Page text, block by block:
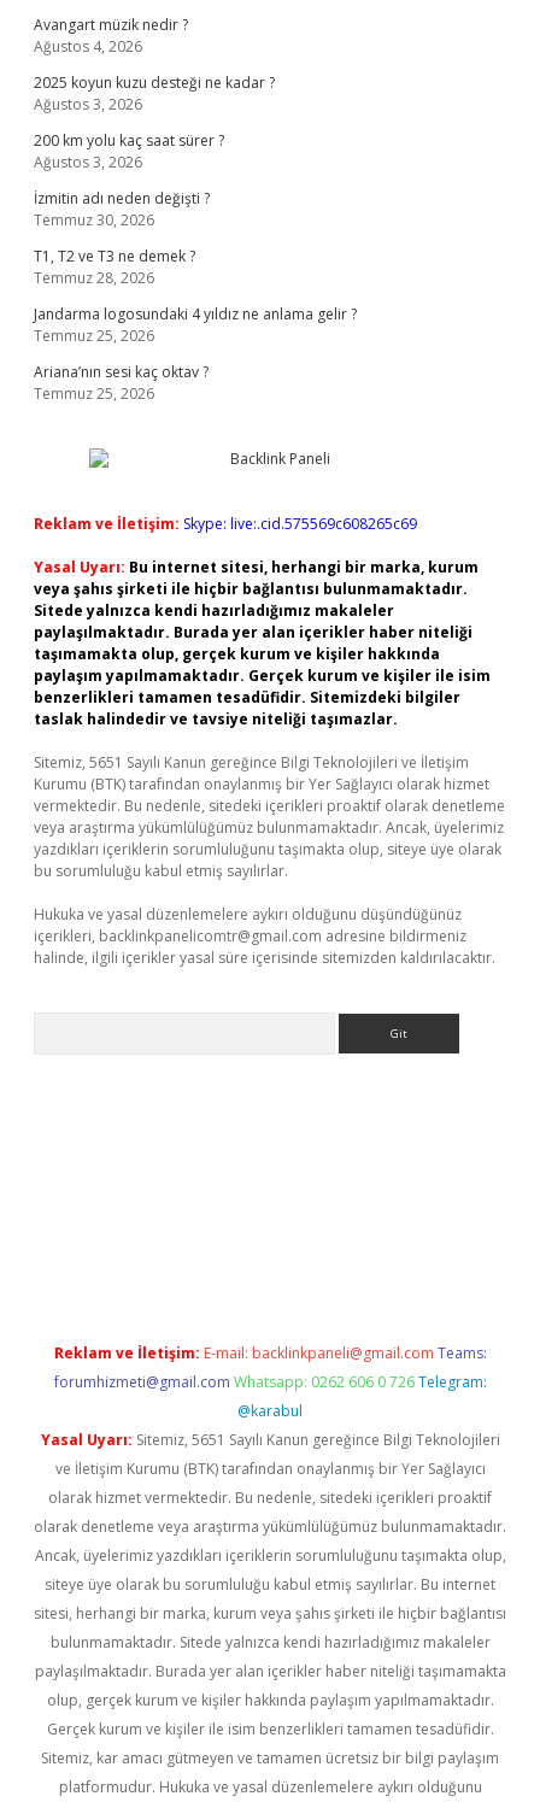
Avangart müzik nedir ?
Ağustos 4, 2026
2025 koyun kuzu desteği ne kadar ?
Ağustos 3, 2026
200 km yolu kaç saat sürer ?
Ağustos 3, 2026
İzmitin adı neden değişti ?
Temmuz 30, 2026
T1, T2 ve T3 ne demek ?
Temmuz 28, 2026
Jandarma logosundaki 4 yıldız ne anlama gelir ?
Temmuz 25, 2026
Ariana’nın sesi kaç oktav ?
Temmuz 25, 2026
Reklam ve İletişim: Skype: live:.cid.575569c608265c69
Yasal Uyarı: Bu internet sitesi, herhangi bir marka, kurum
veya şahıs şirketi ile hiçbir bağlantısı bulunmamaktadır.
Sitede yalnızca kendi hazırladığımız makaleler
paylaşılmaktadır. Burada yer alan içerikler haber niteliği
taşımamakta olup, gerçek kurum ve kişiler hakkında
paylaşım yapılmamaktadır. Gerçek kurum ve kişiler ile isim
benzerlikleri tamamen tesadüfidir. Sitemizdeki bilgiler
taslak halindedir ve tavsiye niteliği taşımazlar.
Sitemiz, 5651 Sayılı Kanun gereğince Bilgi Teknolojileri ve İletişim
Kurumu (BTK) tarafından onaylanmış bir Yer Sağlayıcı olarak hizmet
vermektedir. Bu nedenle, sitedeki içerikleri proaktif olarak denetleme
veya araştırma yükümlülüğümüz bulunmamaktadır. Ancak, üyelerimiz
yazdıkları içeriklerin sorumluluğunu taşımakta olup, siteye üye olarak
bu sorumluluğu kabul etmiş sayılırlar.
Hukuka ve yasal düzenlemelere aykırı olduğunu düşündüğünüz
içerikleri, backlinkpanelicomtr@gmail.com adresine bildirmeniz
halinde, ilgili içerikler yasal süre içerisinde sitemizden kaldırılacaktır.
Reklam ve İletişim: E-mail: backlinkpaneli@gmail.com Teams:
forumhizmeti@gmail.com Whatsapp: 0262 606 0 726 Telegram:
@karabul
Yasal Uyarı: Sitemiz, 5651 Sayılı Kanun gereğince Bilgi Teknolojileri
ve İletişim Kurumu (BTK) tarafından onaylanmış bir Yer Sağlayıcı
olarak hizmet vermektedir. Bu nedenle, sitedeki içerikleri proaktif
olarak denetleme veya araştırma yükümlülüğümüz bulunmamaktadır.
Ancak, üyelerimiz yazdıkları içeriklerin sorumluluğunu taşımakta olup,
siteye üye olarak bu sorumluluğu kabul etmiş sayılırlar. Bu internet
sitesi, herhangi bir marka, kurum veya şahıs şirketi ile hiçbir bağlantısı
bulunmamaktadır. Sitede yalnızca kendi hazırladığımız makaleler
paylaşılmaktadır. Burada yer alan içerikler haber niteliği taşımamakta
olup, gerçek kurum ve kişiler hakkında paylaşım yapılmamaktadır.
Gerçek kurum ve kişiler ile isim benzerlikleri tamamen tesadüfidir.
Sitemiz, kar amacı gütmeyen ve tamamen ücretsiz bir bilgi paylaşım
platformudur. Hukuka ve yasal düzenlemelere aykırı olduğunu